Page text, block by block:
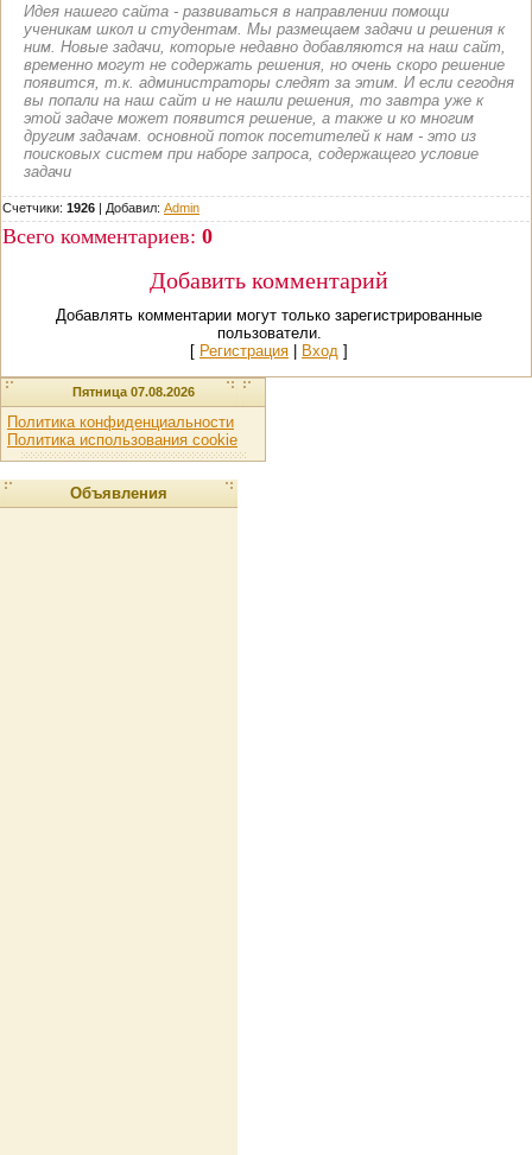
Идея нашего сайта - развиваться в направлении помощи
ученикам школ и студентам. Мы размещаем задачи и решения к
ним. Новые задачи, которые недавно добавляются на наш сайт,
временно могут не содержать решения, но очень скоро решение
появится, т.к. администраторы следят за этим. И если сегодня
вы попали на наш сайт и не нашли решения, то завтра уже к
этой задаче может появится решение, а также и ко многим
другим задачам. основной поток посетителей к нам - это из
поисковых систем при наборе запроса, содержащего условие
задачи
Счетчики: 1926 | Добавил: Admin
Всего комментариев: 0
Добавить комментарий
Добавлять комментарии могут только зарегистрированные
пользователи.
[ Регистрация Вход ]
Пятница 07.08.2026
Политика конфиденциальности
Политика использования cookie
Объявления